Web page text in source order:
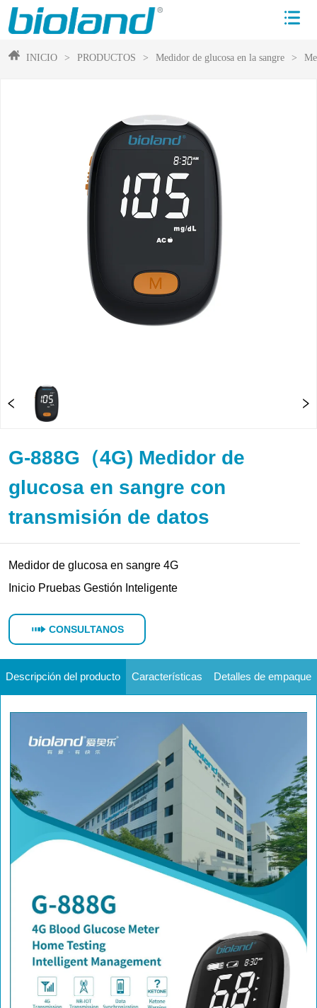
INICIO > PRODUCTOS > Medidor de glucosa en la sangre >
G-888G（4G) Medidor de
glucosa en sangre con
transmisión de datos
CONSULTANOS
Descripción del producto Características Detalles de empaque